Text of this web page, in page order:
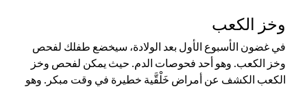
وخز الكعب
في غضون الأسبوع الأول بعد الولادة، سيخضع طفلك لفحص
وخز الكعب. وهو أحد فحوصات الدم. حيث يمكن لفحص وخز
الكعب الكشف عن أمراض خَلْقَّية خطيرة في وقت مبكر. وهو